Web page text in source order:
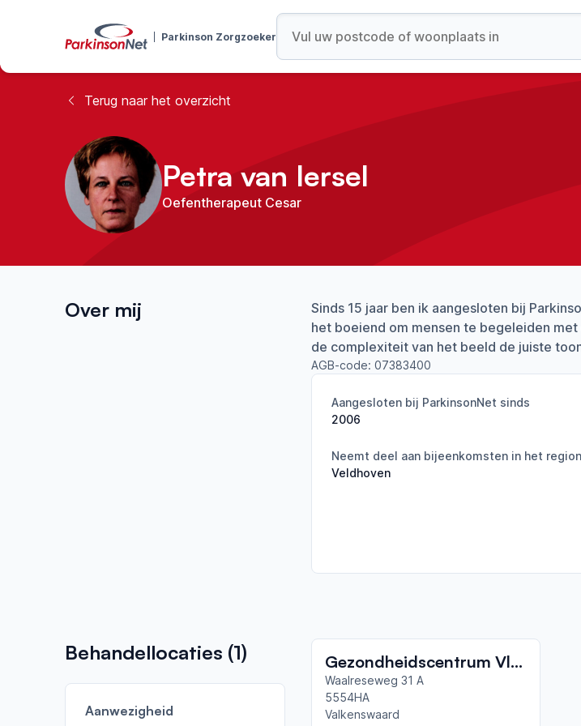
Parkinson Zorgzoeker
Terug naar het overzicht
Petra van Iersel
Oefentherapeut Cesar
Over mij
Sinds 15 jaar ben ik aangesloten bij
het boeiend om mensen te begeleiden
de complexiteit van het beeld de juiste
AGB-code: 07383400
Aangesloten bij ParkinsonNet sinds
2006
Neemt deel aan bijeenkomsten in het
Veldhoven
Behandellocaties (1)
Aanwezigheid
Gezondheidscentrum Vlaslant Oefentherapie Cesar
Waalreseweg 31 A
5554HA
Valkenswaard